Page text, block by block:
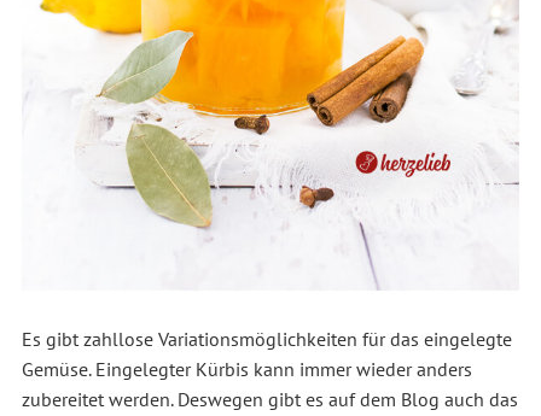
Es gibt zahllose Variationsmöglichkeiten für das eingelegte
Gemüse. Eingelegter Kürbis kann immer wieder anders
zubereitet werden. Deswegen gibt es auf dem Blog auch das